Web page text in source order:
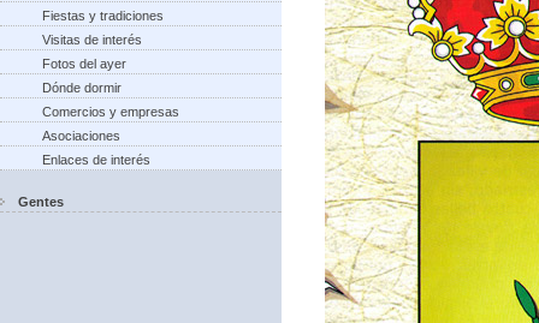
Fiestas y tradiciones
Visitas de interés
Fotos del ayer
Dónde dormir
Comercios y empresas
Asociaciones
Enlaces de interés
Gentes